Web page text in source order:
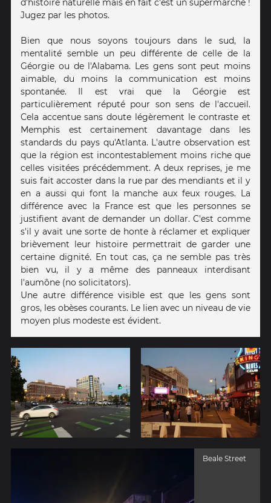
d'histoire naturelle mais en fait c'est un supermarché !
Jugez par les photos.
Bien que nous soyons toujours dans le sud, la
mentalité semble un peu différente de celle de la
Géorgie ou de l'Alabama. Les gens sont peut moins
aimable, du moins la communication est moins
spontanée. Il est vrai que la Géorgie est
particulièrement réputé pour son sens de l'accueil.
Cela accentue sans doute légèrement le contraste et
Memphis est certainement davantage dans les
standards du pays qu'Atlanta. L'autre observation est
que la région est incontestablement moins riche que
celles visitées précédemment. A deux reprises, je me
suis fait accoster dans la rue par des mendiants et il y
en a aussi qui font la manche aux feux rouges. La
différence avec la France est que les personnes se
justifient avant de demander un dollar. C'est comme
s'il y avait une sorte de honte à réclamer et expliquer
brièvement leur histoire permettrait de garder une
certaine dignité. En tout cas, ça ne semble pas très
bien vu, il y a même des panneaux interdisant
l'aumône (no solicitators).
Une autre différence visible est que les gens sont
gros, les obèses courants. Le lien avec un niveau de vie
moyen plus modeste est évident.
Beale Street